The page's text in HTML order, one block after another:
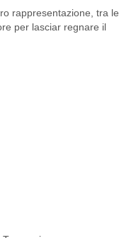
rappresentazione, tra le
per lasciar regnare il